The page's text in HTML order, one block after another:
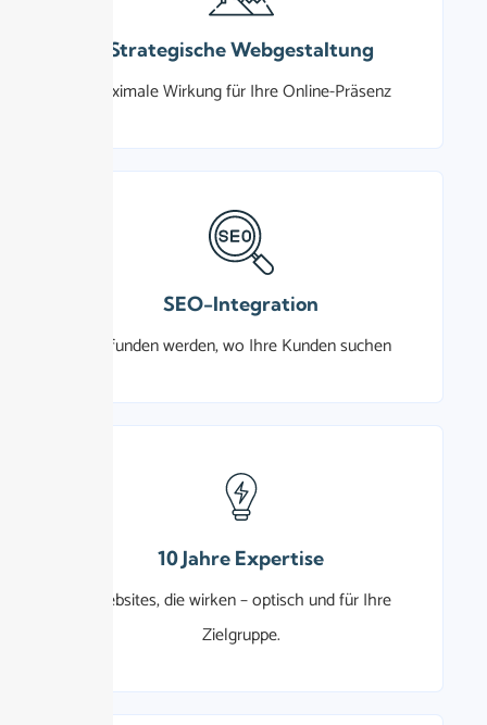
Strategische Webgestaltung
Maximale Wirkung für Ihre Online-Präsenz
SEO-Integration
Gefunden werden, wo Ihre Kunden suchen
10 Jahre Expertise
Websites, die wirken – optisch und für Ihre
Zielgruppe.